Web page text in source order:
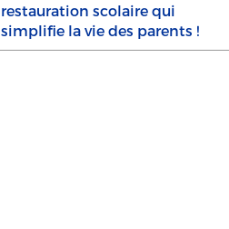
restauration scolaire qui
simplifie la vie des parents !